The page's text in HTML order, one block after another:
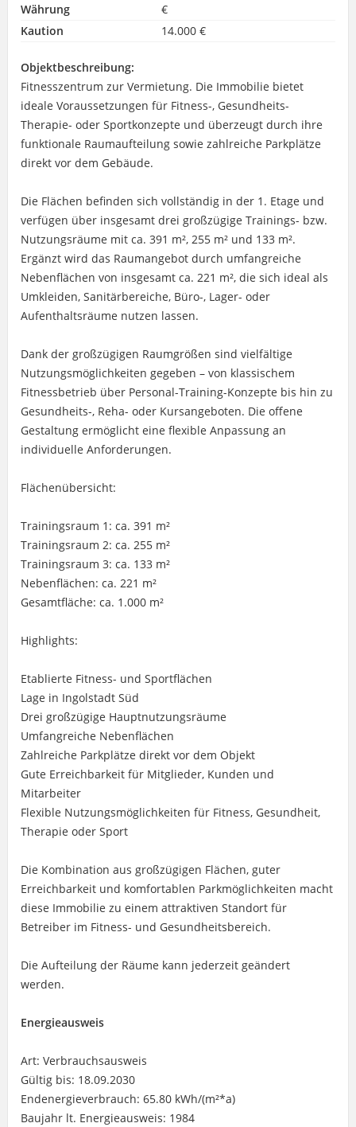
Währung
€
Kaution
14.000 €
Objektbeschreibung:
Fitnesszentrum zur Vermietung. Die Immobilie bietet
ideale Voraussetzungen für Fitness-, Gesundheits-
Therapie- oder Sportkonzepte und überzeugt durch ihre
funktionale Raumaufteilung sowie zahlreiche Parkplätze
direkt vor dem Gebäude.
Die Flächen befinden sich vollständig in der 1. Etage und
verfügen über insgesamt drei großzügige Trainings- bzw.
Nutzungsräume mit ca. 391 m², 255 m² und 133 m².
Ergänzt wird das Raumangebot durch umfangreiche
Nebenflächen von insgesamt ca. 221 m², die sich ideal als
Umkleiden, Sanitärbereiche, Büro-, Lager- oder
Aufenthaltsräume nutzen lassen.
Dank der großzügigen Raumgrößen sind vielfältige
Nutzungsmöglichkeiten gegeben – von klassischem
Fitnessbetrieb über Personal-Training-Konzepte bis hin zu
Gesundheits-, Reha- oder Kursangeboten. Die offene
Gestaltung ermöglicht eine flexible Anpassung an
individuelle Anforderungen.
Flächenübersicht:
Trainingsraum 1: ca. 391 m²
Trainingsraum 2: ca. 255 m²
Trainingsraum 3: ca. 133 m²
Nebenflächen: ca. 221 m²
Gesamtfläche: ca. 1.000 m²
Highlights:
Etablierte Fitness- und Sportflächen
Lage in Ingolstadt Süd
Drei großzügige Hauptnutzungsräume
Umfangreiche Nebenflächen
Zahlreiche Parkplätze direkt vor dem Objekt
Gute Erreichbarkeit für Mitglieder, Kunden und
Mitarbeiter
Flexible Nutzungsmöglichkeiten für Fitness, Gesundheit,
Therapie oder Sport
Die Kombination aus großzügigen Flächen, guter
Erreichbarkeit und komfortablen Parkmöglichkeiten macht
diese Immobilie zu einem attraktiven Standort für
Betreiber im Fitness- und Gesundheitsbereich.
Die Aufteilung der Räume kann jederzeit geändert
werden.
Energieausweis
Art: Verbrauchsausweis
Gültig bis: 18.09.2030
Endenergieverbrauch: 65.80 kWh/(m²*a)
Baujahr lt. Energieausweis: 1984